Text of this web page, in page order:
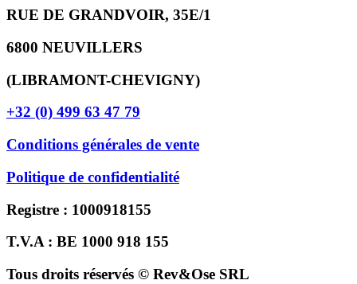
RUE DE GRANDVOIR, 35E/1
6800 NEUVILLERS
(LIBRAMONT-CHEVIGNY)
+32 (0) 499 63 47 79
Conditions générales de vente
Politique de confidentialité
Registre : 1000918155
T.V.A : BE 1000 918 155
Tous droits réservés © Rev&Ose SRL